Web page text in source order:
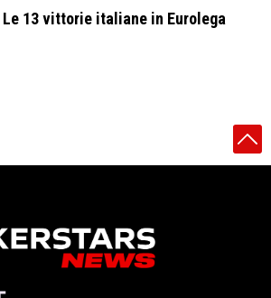
Le 13 vittorie italiane in Eurolega